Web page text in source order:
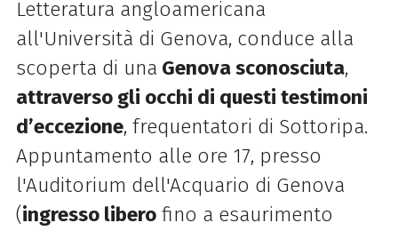
Letteratura angloamericana
all'Università di Genova, conduce alla
scoperta di una Genovasconosciuta,
attraverso gli occhi di questi testimoni
d’eccezione, frequentatori di Sottoripa.
Appuntamento alle ore 17, presso
l'Auditorium dell'Acquario di Genova
(ingresso liberofino a esaurimento